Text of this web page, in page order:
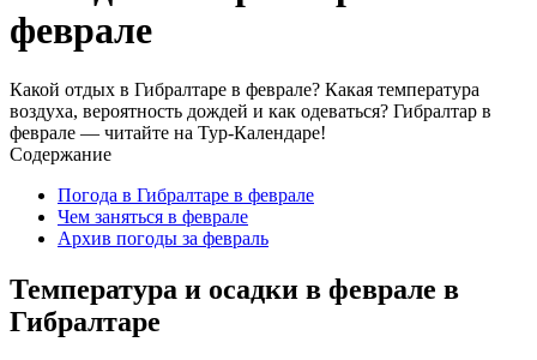
феврале
Какой отдых в Гибралтаре в феврале? Какая температура
воздуха, вероятность дождей и как одеваться? Гибралтар в
феврале — читайте на Тур-Календаре!
Содержание
Погода в Гибралтаре в феврале
Чем заняться в феврале
Архив погоды за февраль
Температура и осадки в феврале в
Гибралтаре